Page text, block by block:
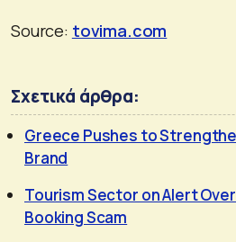
Source: tovima.com
Σχετικά άρθρα:
Greece Pushes to
Brand
Tourism Sector on Alert
Booking Scam